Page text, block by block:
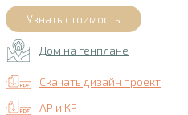
Дом на генплане
Скачать дизайн проект
АР и КР